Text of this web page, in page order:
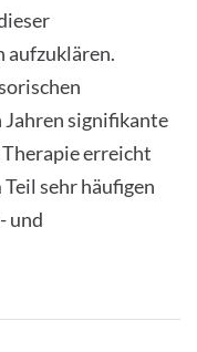
aufzuklären.
Jahren signifikante
erreicht
sehr häufigen
und